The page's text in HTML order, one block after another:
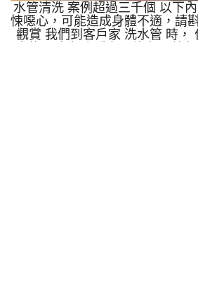
水管清洗 案例超過三千個 以下
悚噁心，可能造成身體不適，請
觀賞 我們到客戶家 洗水管 時，